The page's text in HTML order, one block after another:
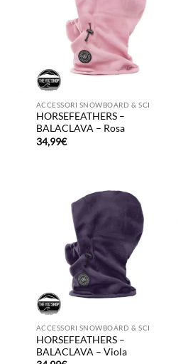
ACCESSORI SNOWBOARD & SCI
HORSEFEATHERS –
BALACLAVA – Rosa
34,99€
ACCESSORI SNOWBOARD & SCI
HORSEFEATHERS –
BALACLAVA – Viola